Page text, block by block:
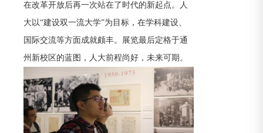
在改革开放后再一次站在了时代的新起点。人
大以“建设双一流大学”为目标，在学科建设、
国际交流等方面成就颇丰。展览最后定格于通
州新校区的蓝图，人大前程尚好，未来可期。